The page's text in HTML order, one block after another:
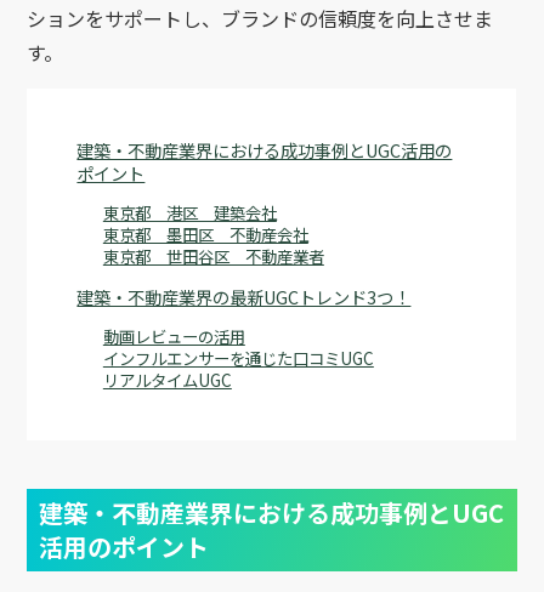
ションをサポートし、ブランドの信頼度を向上させま
す。
建築・不動産業界における成功事例とUGC活用の
ポイント
東京都 港区 建築会社
東京都 墨田区 不動産会社
東京都 世田谷区 不動産業者
建築・不動産業界の最新UGCトレンド3つ！
動画レビューの活用
インフルエンサーを通じた口コミUGC
リアルタイムUGC
建築・不動産業界における成功事例とUGC
活用のポイント